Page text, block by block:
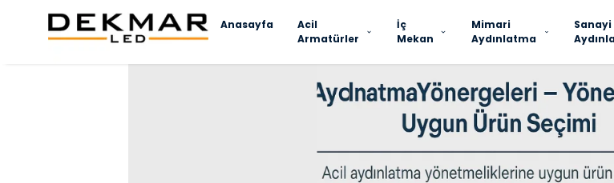
Anasayfa
Acil
Armatürler
İç
Mekan
Mimari
Aydınlatma
Sanayi